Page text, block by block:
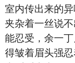
室内传出来的
夹杂着一丝说
能忍受，余一
得皱着眉头强